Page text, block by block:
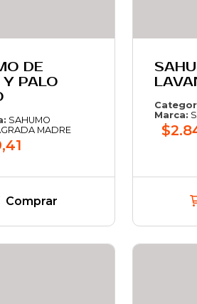
DE
Y PALO
SAHUMO
MADRE
Comprar
Marca: